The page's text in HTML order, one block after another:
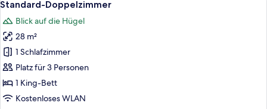
Fotos
für
Standard-
Doppelzimmer
anzeigen
Standard-Doppelzimmer
Blick auf die Hügel
28 m²
1 Schlafzimmer
Platz für 3 Personen
1 King-Bett
Kostenloses WLAN